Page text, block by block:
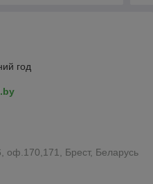
год
оф.170,171, Брест, Беларусь